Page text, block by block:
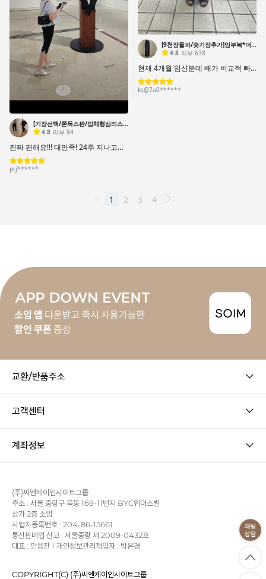
교환/반품주소
고객센터
계좌정보
(주)씨엔케이인사이트그룹
주소 : 서울 중랑구 묵동 169-11번지 BYC위더스빌
상가 2층 소임
사업자등록번호 : 204-86-15661
통신판매업 신고 : 서울중랑 제 2009-0432호
대표 : 안용찬
개인정보관리책임자 : 박은경
COPYRIGHT(C) (주)씨엔케이인사이트그룹